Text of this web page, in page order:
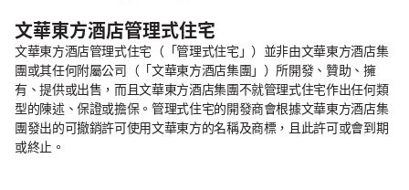
文華東方酒店管理式住宅
文華東方酒店管理式住宅（「管理式住宅」）並非由文華東方酒店集
團或其任何附屬公司（「文華東方酒店集團」）所開發、贊助、擁
有、提供或出售，而且文華東方酒店集團不就管理式住宅作出任何類
型的陳述、保證或擔保。管理式住宅的開發商會根據文華東方酒店集
團發出的可撤銷許可使用文華東方的名稱及商標，且此許可或會到期
或終止。